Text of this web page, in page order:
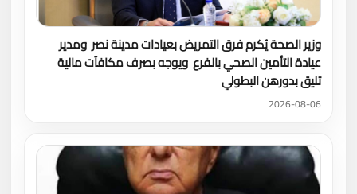
وزير الصحة يُكرم فرق التمريض بعيادات مدينة نصر ومدير
عيادة التأمين الصحي بالفرع ويوجه بصرف مكافآت مالية
تليق بدورهن البطولي
2026-08-06